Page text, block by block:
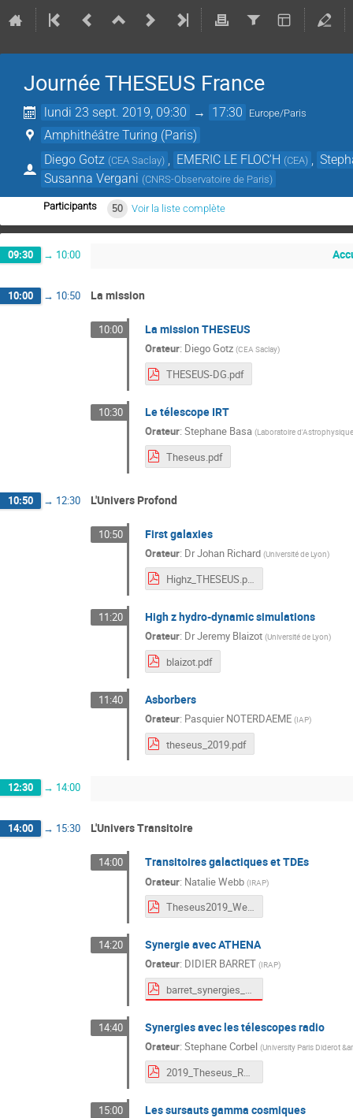
Journée THESEUS France
lundi 23 sept. 2019, 09:30 → 17:30 Europe/Paris
Amphithéâtre Turing (Paris)
Diego Gotz (CEA Saclay) EMERIC LE FLOC'H (CEA)
Susanna Vergani (CNRS-Observatoire de Paris)
Participants 50 Voir la liste complète
09:30 → 10:00
10:00 → 10:50 La mission
10:00 La mission THESEUS
Orateur: Diego Gotz (CEA Saclay)
THESEUS-DG.pdf
10:30 Le télescope IRT
Orateur: Stephane Basa (Laboratoire
Theseus.pdf
10:50 → 12:30 L'Univers Profond
10:50 First galaxies
Orateur: DrJohan Richard (Université de Lyon)
Highz_THESEUS.pdf
11:20 High z hydro-dynamic simulations
Orateur: DrJeremy Blaizot (Université de Lyon)
blaizot.pdf
11:40 Asborbers
Orateur: Pasquier NOTERDAEME (IAP)
theseus_2019.pdf
12:30 → 14:00
14:00 → 15:30 L'Univers Transitoire
14:00 Transitoires galactiques et TDEs
Orateur: Natalie Webb (IRAP)
Theseus2019_Webb.pdf
14:20 Synergie avec ATHENA
Orateur: DIDIER BARRET (IRAP)
barret_synergies_athena_theseus.pdf
14:40 Synergies avec les télescopes radio
Orateur: Stephane Corbel (University Paris Diderot
2019_Theseus_RadioTransients_Corbel.pdf
15:00 Les sursauts gamma cosmiques